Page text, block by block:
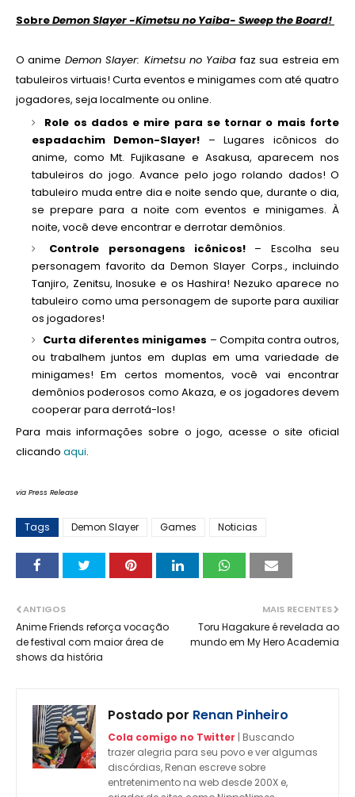
SobreDemon Slayer -Kimetsu no Yaiba- Sweep the Board!
O anime Demon Slayer: Kimetsu no Yaiba faz sua estreia em
tabuleiros virtuais! Curta eventos e minigames com até quatro
jogadores, seja localmente ou online.
Role os dados e mire para se tornar o mais forte
espadachim Demon-Slayer! – Lugares icônicos do
anime, como Mt. Fujikasane e Asakusa, aparecem nos
tabuleiros do jogo. Avance pelo jogo rolando dados! O
tabuleiro muda entre dia e noite sendo que, durante o dia,
se prepare para a noite com eventos e minigames. À
noite, você deve encontrar e derrotar demônios.
Controle personagens icônicos! – Escolha seu
personagem favorito da Demon Slayer Corps., incluindo
Tanjiro, Zenitsu, Inosuke e os Hashira! Nezuko aparece no
tabuleiro como uma personagem de suporte para auxiliar
os jogadores!
Curta diferentes minigames – Compita contra outros,
ou trabalhem juntos em duplas em uma variedade de
minigames! Em certos momentos, você vai encontrar
demônios poderosos como Akaza, e os jogadores devem
cooperar para derrotá-los!
Para mais informações sobre o jogo, acesse o site oficial
clicando aqui.
via Press Release
Tags Demon Slayer Games Noticias
MAIS RECENTES
Toru Hagakure é revelada ao
mundo em My Hero Academia
ANTIGOS
Anime Friends reforça vocação
de festival com maior área de
shows da história
Postado por Renan Pinheiro
Cola comigo no Twitter | Buscando
trazer alegria para seu povo e ver algumas
discórdias, Renan escreve sobre
entretenimento na web desde 200X e,